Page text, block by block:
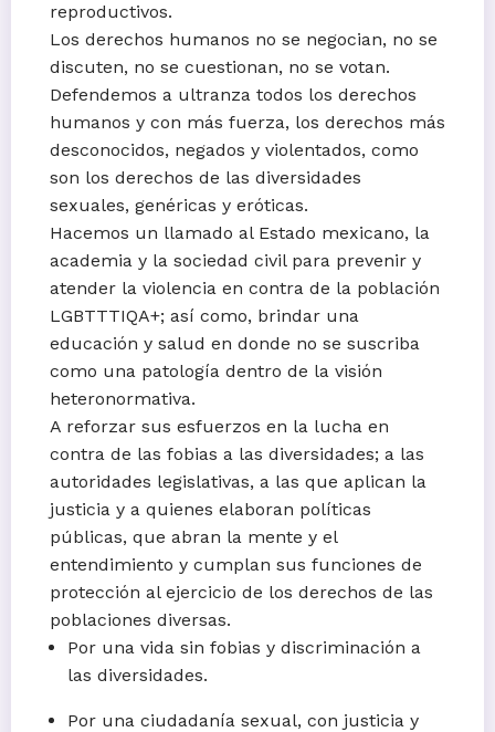
reproductivos.
Los derechos humanos no se negocian, no se
discuten, no se cuestionan, no se votan.
Defendemos a ultranza todos los derechos
humanos y con más fuerza, los derechos más
desconocidos, negados y violentados, como
son los derechos de las diversidades
sexuales, genéricas y eróticas.
Hacemos un llamado al Estado mexicano, la
academia y la sociedad civil para prevenir y
atender la violencia en contra de la población
LGBTTTIQA+; así como, brindar una
educación y salud en donde no se suscriba
como una patología dentro de la visión
heteronormativa.
A reforzar sus esfuerzos en la lucha en
contra de las fobias a las diversidades; a las
autoridades legislativas, a las que aplican la
justicia y a quienes elaboran políticas
públicas, que abran la mente y el
entendimiento y cumplan sus funciones de
protección al ejercicio de los derechos de las
poblaciones diversas.
Por una vida sin fobias y discriminación a
las diversidades.
Por una ciudadanía sexual, con justicia y